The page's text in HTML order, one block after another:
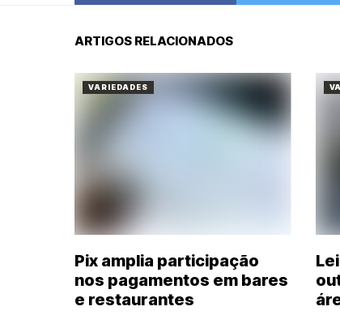
ARTIGOS RELACIONADOS
VARIEDADES
Pix amplia participação
nos pagamentos em bares
e restaurantes